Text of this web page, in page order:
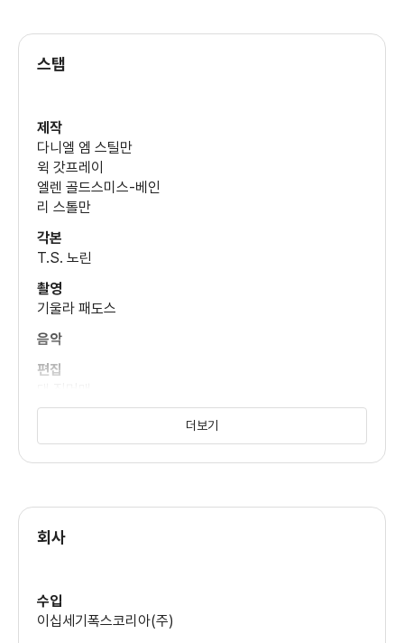
(호르헤)
제이콥 로플랜드
스탭
제작
다니엘 엠 스틸만
윅 갓프레이
엘렌 골드스미스-베인
리 스톨만
각본
T.S. 노린
촬영
기울라 패도스
음악
편집
사냐 밀코빅 헤이즈
더보기
회사
수입
이십세기폭스코리아(주)